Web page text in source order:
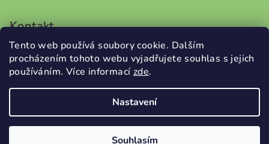
Tento web používá soubory cookie. Dalším
procházením tohoto webu vyjadřujete souhlas s jejich
používáním. Více informací zde.
Nastavení
Souhlasím
Kontakt
info @ dobrodilo.cz
+420732707987